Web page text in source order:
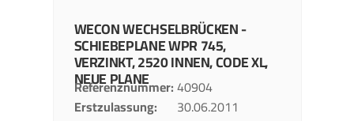
WECONWECHSELBRÜCKEN -
SCHIEBEPLANEWPR 745,
VERZINKT, 2520 INNEN, CODE XL,
NEUE PLANE
Referenznummer 40904
Erstzulassung
30.06.2011